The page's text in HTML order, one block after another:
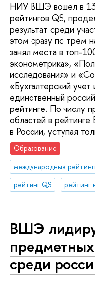
НИУ ВШЭ вошел в 13
рейтингов QS,
результат среди
этом сразу по трем
занял места в топ-
эконометрика»,
исследования» и
«Бухгалтерский
единственный
рейтинге. По числу
областей в
в России, уступая
Образование
международные
рейтинг QS
рейтинг
ВШЭ
среди